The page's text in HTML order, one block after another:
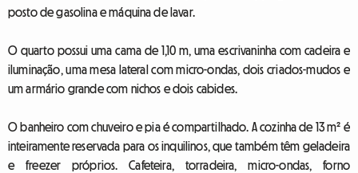
posto de gasolina e máquina de lavar.
O quarto possui uma cama de 1,10 m, uma escrivaninha com cadeira e
iluminação, uma mesa lateral com micro-ondas, dois criados-mudos e
um armário grande com nichos e dois cabides.
O banheiro com chuveiro e pia é compartilhado. A cozinha de 13 m² é
inteiramente reservada para os inquilinos, que também têm geladeira
e freezer próprios. Cafeteira, torradeira, micro-ondas, forno